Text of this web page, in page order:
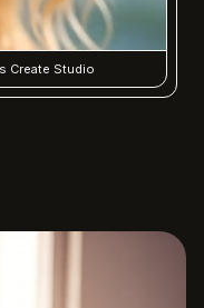
Create Studio